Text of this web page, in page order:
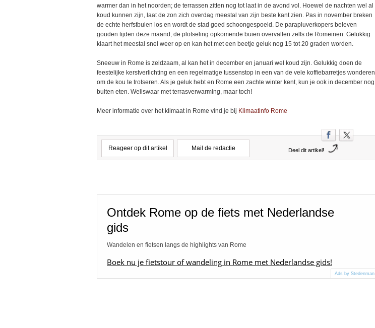
warmer dan in het noorden; de terrassen zitten nog tot laat in de avond vol. Hoewel de nachten wel al
koud kunnen zijn, laat de zon zich overdag meestal van zijn beste kant zien. Pas in november breken
de echte herfstbuien los en wordt de stad goed schoongespoeld. De parapluverkopers beleven
gouden tijden deze maand; de plotseling opkomende buien overvallen zelfs de Romeinen. Gelukkig
klaart het meestal snel weer op en kan het met een beetje geluk nog 15 tot 20 graden worden.
Sneeuw in Rome is zeldzaam, al kan het in december en januari wel koud zijn. Gelukkig doen de
feestelijke kerstverlichting en een regelmatige tussenstop in een van de vele koffiebarretjes wonderen
om de kou te trotseren. Als je geluk hebt en Rome een zachte winter kent, kun je ook in december nog
buiten eten. Weliswaar met terrasverwarming, maar toch!
Meer informatie over het klimaat in Rome vind je bij Klimaatinfo Rome
Reageer op dit artikel Mail de redactie Deel dit artikel!
Ontdek Rome op de fiets met Nederlandse
gids
Wandelen en fietsen langs de highlights van Rome
Boek nu je fietstour of wandeling in Rome met Nederlandse gids!
Ads by Stedenman